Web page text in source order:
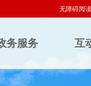
无障碍阅读
务服务 互